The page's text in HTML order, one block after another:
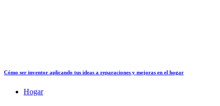
Cómo ser inventor aplicando tus ideas a reparaciones y mejoras en el hogar
Hogar